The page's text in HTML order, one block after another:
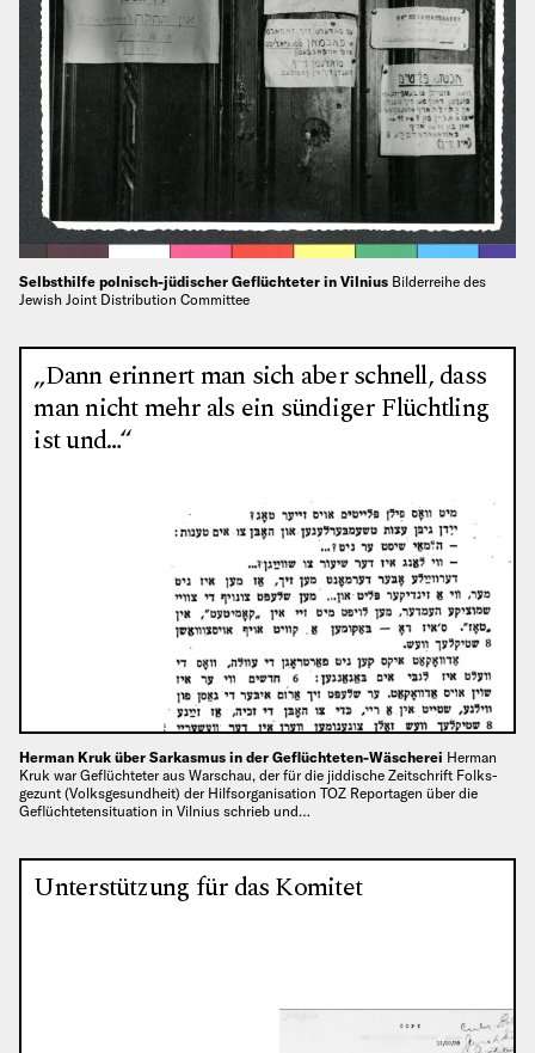
Selbsthilfe polnisch-jüdischer Geflüchteter in Vilnius Bilderreihe des
Jewish Joint Distribution Committee
„Dann erinnert man sich aber schnell, dass
man nicht mehr als ein sündiger Flüchtling
ist und…“
Herman Kruk über Sarkasmus in der Geflüchteten-Wäscherei Herman
Kruk war Geflüchteter aus Warschau, der für die jiddische Zeitschrift Folks-
gezunt (Volksgesundheit) der Hilfsorganisation TOZ Reportagen über die
Geflüchtetensituation in Vilnius schrieb und…
Unterstützung für das Komitet